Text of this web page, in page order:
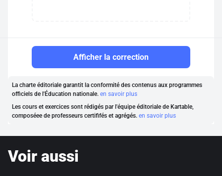
Afficher la correction
La charte éditoriale garantit la conformité des contenus aux programmes
officiels de l'Éducation nationale. en savoir plus
Les cours et exercices sont rédigés par l'équipe éditoriale de Kartable,
composéee de professeurs certififés et agrégés. en savoir plus
Voir aussi